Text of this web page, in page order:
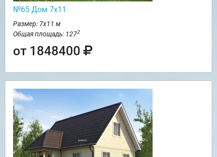
№65 Дом 7х11
Размер: 7х11 м
Общая площадь: 1272
от 1848400